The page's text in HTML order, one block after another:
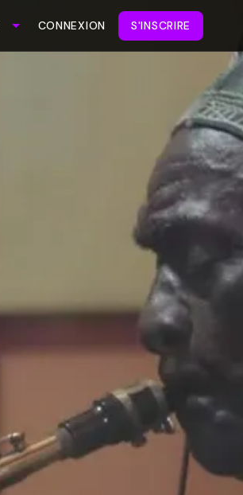
CONNEXION S'INSCRIRE